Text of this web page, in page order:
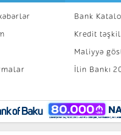
Bank
Kredit
Maliyyə
İlin Bankı